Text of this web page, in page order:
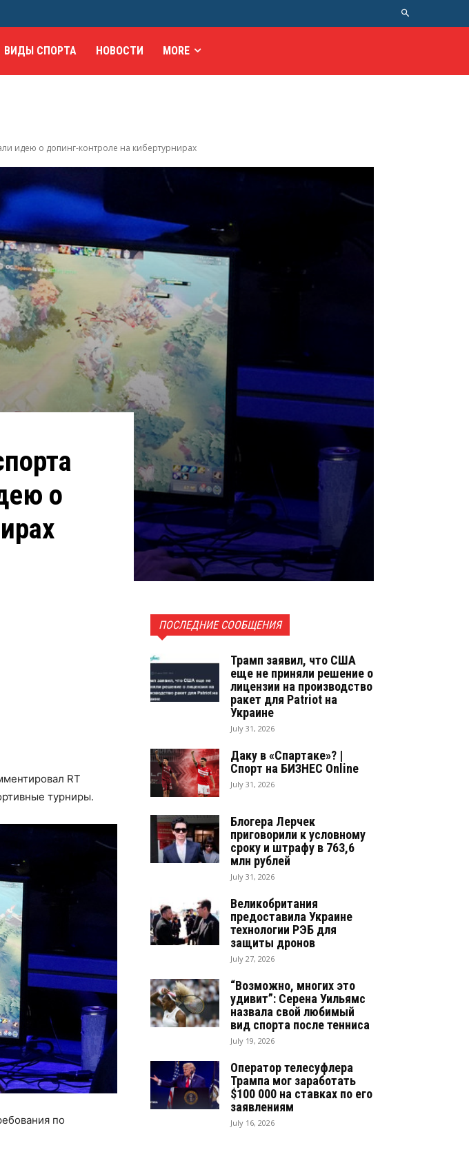
ВИДЫ СПОРТА НОВОСТИ MORE
идею о допинг-контроле на кибертурнирах
о
RT
турниры.
по
ПОСЛЕДНИЕ СООБЩЕНИЯ
Трамп заявил, что США
еще не приняли решение о
лицензии на производство
ракет для Patriot на
Украине
July 31, 2026
Даку в «Спартаке»? |
Спорт на БИЗНЕС Online
July 31, 2026
Блогера Лерчек
приговорили к условному
сроку и штрафу в 763,6
млн рублей
July 31, 2026
Великобритания
предоставила Украине
технологии РЭБ для
защиты дронов
July 27, 2026
“Возможно, многих это
удивит”: Серена Уильямс
назвала свой любимый
вид спорта после тенниса
July 19, 2026
Оператор телесуфлера
Трампа мог заработать
$100 000 на ставках по его
заявлениям
July 16, 2026